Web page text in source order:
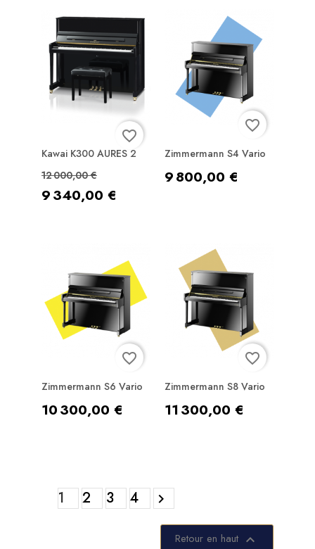
Kawai K300 AURES 2
Prix de base
12 000,00 €
Prix
9 340,00 €
favorite_border
Zimmermann S4 Vario
Prix
9 800,00 €
favorite_border
Zimmermann S6 Vario
Prix
10 300,00 €
favorite_border
Zimmermann S8 Vario
Prix
11 300,00 €
favorite_border
1 2 3 4 
Retour en haut 